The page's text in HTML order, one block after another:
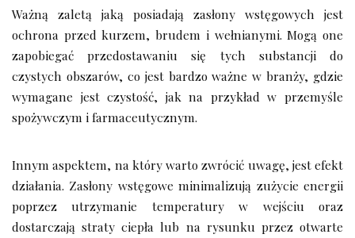
Ważną zaletą jaką posiadają zasłony wstęgowych jest
ochrona przed kurzem, brudem i wełnianymi. Mogą one
zapobiegać przedostawaniu się tych substancji do
czystych obszarów, co jest bardzo ważne w branży, gdzie
wymagane jest czystość, jak na przykład w przemyśle
spożywczym i farmaceutycznym.
Innym aspektem, na który warto zwrócić uwagę, jest efekt
działania. Zasłony wstęgowe minimalizują zużycie energii
poprzez utrzymanie temperatury w wejściu oraz
dostarczają straty ciepła lub na rysunku przez otwarte